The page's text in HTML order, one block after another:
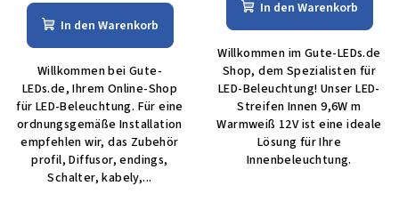
In den Warenkorb
Willkommen bei Gute-
LEDs.de, Ihrem Online-Shop
für LED-Beleuchtung. Für eine
ordnungsgemäße Installation
empfehlen wir, das Zubehör
profil, Diffusor, endings,
Schalter, kabely,...
In den Warenkorb
Willkommen im Gute-LEDs.de
Shop, dem Spezialisten für
LED-Beleuchtung! Unser LED-
Streifen Innen 9,6W m
Warmweiß 12V ist eine ideale
Lösung für Ihre
Innenbeleuchtung.